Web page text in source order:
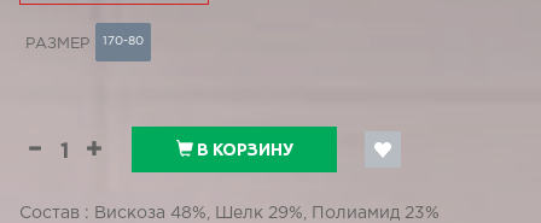
РАЗМЕР 170-80
В КОРЗИНУ
Состав : Вискоза 48%, Шелк 29%, Полиамид 23%